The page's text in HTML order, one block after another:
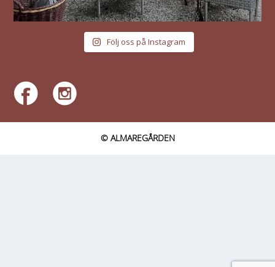
Följ oss på Instagram
© ALMAREGÅRDEN